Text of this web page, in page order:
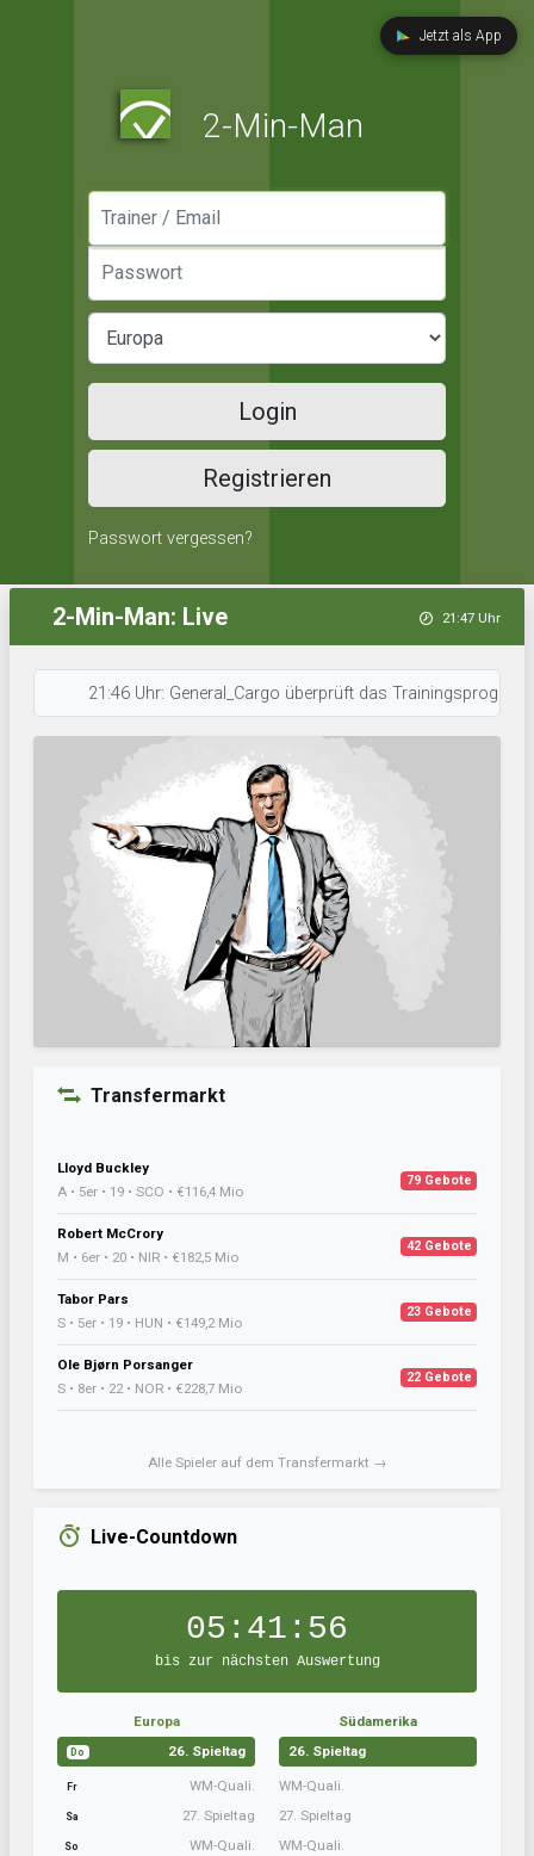
Jetzt als App
2-Min-Man
Login
Registrieren
Passwort vergessen?
2-Min-Man: Live 21:47 Uhr
21:46 Uhr: General_Cargo überprüft das Trainingsprogramm.
Transfermarkt
Lloyd Buckley
A • 5er • 19 • SCO • €116,4 Mio
79 Gebote
Robert McCrory
M • 6er • 20 • NIR • €182,5 Mio
42 Gebote
Tabor Pars
S • 5er • 19 • HUN • €149,2 Mio
23 Gebote
Ole Bjørn Porsanger
S • 8er • 22 • NOR • €228,7 Mio
22 Gebote
Alle Spieler auf dem Transfermarkt →
Live-Countdown
05:41:56
bis zur nächsten Auswertung
Europa
Do 26. Spieltag
Fr WM-Quali.
Sa 27. Spieltag
So WM-Quali.
Südamerika
26. Spieltag
WM-Quali.
27. Spieltag
WM-Quali.